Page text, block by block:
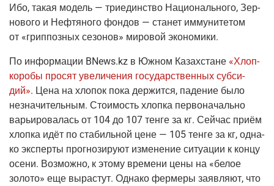
Ибо, такая модель — три­един­ство Наци­о­наль­но­го, Зер­
но­во­го и Неф­тя­но­го фон­дов — ста­нет имму­ни­те­том
от «грип­поз­ных сезо­нов» миро­вой экономики.
По инфор­ма­ции BNews.kz в Южном Казах­стане «Хлоп­
ко­ро­бы про­сят уве­ли­че­ния госу­дар­ствен­ных суб­си­
дий». Цена на хло­пок пока дер­жит­ся, паде­ние было
незна­чи­тель­ным. Сто­и­мость хлоп­ка пер­во­на­чаль­но
варьи­ро­ва­лась от 104 до 107 тен­ге за кг. Сей­час при­ём
хлоп­ка идёт по ста­биль­ной цене — 105 тен­ге за кг, одна­
ко экс­пер­ты про­гно­зи­ру­ют изме­не­ние ситу­а­ции к кон­цу
осе­ни. Воз­мож­но, к это­му вре­ме­ни цены на «белое
золо­то» еще вырас­тут. Одна­ко фер­ме­ры заяв­ля­ют, что